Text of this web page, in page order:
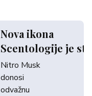
Nova ikona
Scentologije je
Nitro Musk
donosi
odvažnu